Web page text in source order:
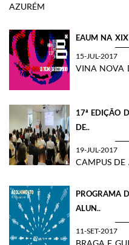
AZURÉM
EAUM NA
15-JUL-2017
VINA NOVA
17ª EDIÇÃO
DE..
19-JUL-2017
CAMPUS DE
PROGRAMA
ALUN..
11-SET-2017
BRAGA E